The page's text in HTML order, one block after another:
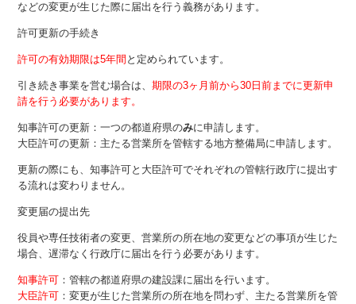
などの変更が生じた際に届出を行う義務があります。
許可更新の手続き
許可の有効期限は5年間 と定められています。
引き続き事業を営む場合は、期限の3ヶ月前から30日前までに更新申
請を行う必要があります。
知事許可の更新：一つの都道府県のみに申請します。
大臣許可の更新：主たる営業所を管轄する地方整備局に申請します。
更新の際にも、知事許可と大臣許可でそれぞれの管轄行政庁に提出す
る流れは変わりません。
変更届の提出先
役員や専任技術者の変更、営業所の所在地の変更などの事項が生じた
場合、遅滞なく行政庁に届出を行う必要があります。
知事許可 ：管轄の都道府県の建設課に届出を行います。
大臣許可 ：変更が生じた営業所の所在地を問わず、主たる営業所を管